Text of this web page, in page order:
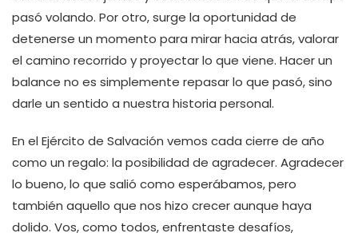
pasó volando. Por otro, surge la oportunidad de
detenerse un momento para mirar hacia atrás, valorar
el camino recorrido y proyectar lo que viene. Hacer un
balance no es simplemente repasar lo que pasó, sino
darle un sentido a nuestra historia personal.
En el Ejército de Salvación vemos cada cierre de año
como un regalo: la posibilidad de agradecer. Agradecer
lo bueno, lo que salió como esperábamos, pero
también aquello que nos hizo crecer aunque haya
dolido. Vos, como todos, enfrentaste desafíos,